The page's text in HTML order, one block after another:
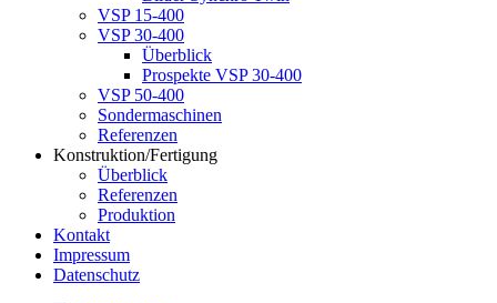
VSP 15-400
VSP 30-400
Überblick
Prospekte VSP 30-400
VSP 50-400
Sondermaschinen
Referenzen
Konstruktion/Fertigung
Überblick
Referenzen
Produktion
Kontakt
Impressum
Datenschutz